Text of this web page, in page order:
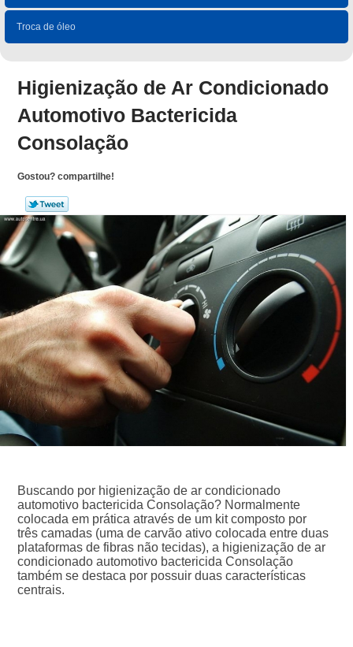
Troca de óleo
Higienização de Ar Condicionado
Automotivo Bactericida
Consolação
Gostou? compartilhe!
Buscando por higienização de ar condicionado
automotivo bactericida Consolação? Normalmente
colocada em prática através de um kit composto por
três camadas (uma de carvão ativo colocada entre duas
plataformas de fibras não tecidas), a higienização de ar
condicionado automotivo bactericida Consolação
também se destaca por possuir duas características
centrais.